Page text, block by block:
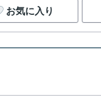
お気に入り